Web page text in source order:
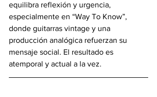
equilibra reflexión y urgencia,
especialmente en “Way To Know”,
donde guitarras vintage y una
producción analógica refuerzan su
mensaje social. El resultado es
atemporal y actual a la vez.